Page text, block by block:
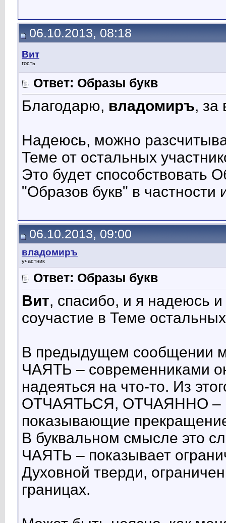
06.10.2013, 08:18
Вит
гость
Ответ: Образы букв
Благодарю, владомиръ, за
Надеюсь, можно
Теме от остальных
Это будет способствовать
"Образов букв" в частности
06.10.2013, 09:00
владомиръ
участник
Ответ: Образы букв
Вит, спасибо, и я надеюсь
соучастие в Теме
В предыдущем сообщении
ЧАЯТЬ – современниками
надеяться на что-то. Из
ОТЧАЯТЬСЯ, ОТЧАЯННО –
показывающие
В буквальном смысле это
ЧАЯТЬ – показывает
Духовной тверди,
границах.